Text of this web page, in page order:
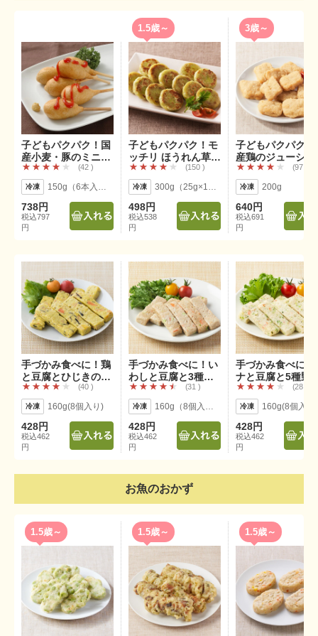
子どもパクパク！国
産小麦・豚のミニア
メリカンドック
42
150g（6本入り）
738円
税込797
円
1.5歳～
子どもパクパク！モ
ッチリ ほうれん草入
りぎょうざ
150
300g（25g×12個）
498円
税込538
円
3歳～
子どもパクパク！
産鶏のジューシー
ゲット
97
200g
640円
税込691
円
手づかみ食べに！鶏
と豆腐とひじきのス
ティック
40
160g(8個入り)
428円
税込462
円
手づかみ食べに！い
わしと豆腐と3種野
菜スティック31
160g（8個入り）
428円
税込462
円
手づかみ食べに！
ナと豆腐と5種野
スティック
28
160g(8個入
428円
税込462
円
お魚のおかず
1.5歳～ 1.5歳～ 1.5歳～